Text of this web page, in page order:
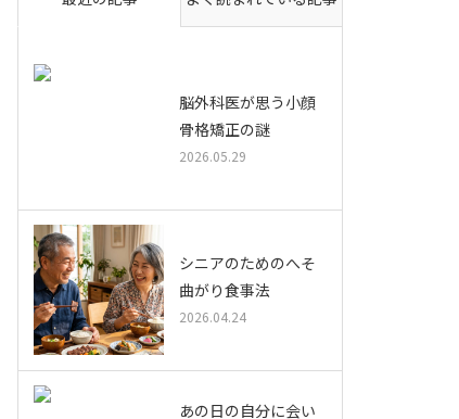
脳外科医が思う小顔
骨格矯正の謎
2026.05.29
シニアのためのへそ
曲がり食事法
2026.04.24
あの日の自分に会い